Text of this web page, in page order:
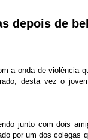
depois de
a onda de violência
desta vez o
junto com dois
por um dos colegas